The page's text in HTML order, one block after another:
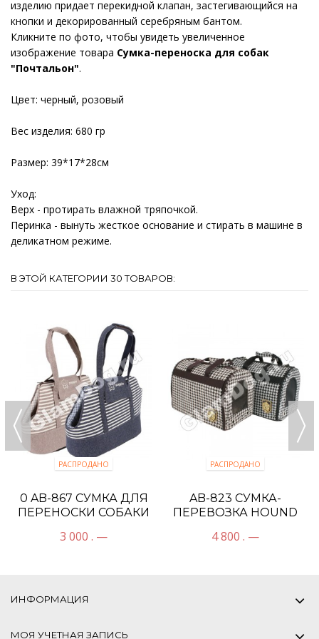
изделию придает перекидной клапан, застегивающийся на
кнопки и декорированный серебряным бантом.
Кликните по фото, чтобы увидеть увеличенное
изображение товара Сумка-переноска для собак
"Почтальон".
Цвет: черный, розовый
Вес изделия: 680 гр
Размер: 39*17*28см
Уход:
Верх - протирать влажной тряпочкой.
Перинка - вынуть жесткое основание и стирать в машине в
деликатном режиме.
В ЭТОЙ КАТЕГОРИИ 30 ТОВАРОВ:
РАСПРОДАНО
0 AB-867 СУМКА ДЛЯ
ПЕРЕНОСКИ СОБАКИ
3 000 . —
РАСПРОДАНО
AB-823 CУМКА-
ПЕРЕВОЗКА HOUND
4 800 . —
ИНФОРМАЦИЯ
МОЯ УЧЕТНАЯ ЗАПИСЬ